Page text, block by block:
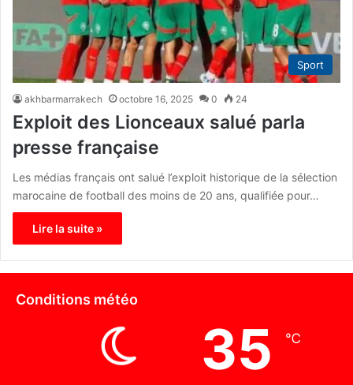
Sport
akhbarmarrakech octobre 16, 2025 0 24
Exploit des Lionceaux salué parla
presse française
Les médias français ont salué l’exploit historique de la sélection
marocaine de football des moins de 20 ans, qualifiée pour…
Lire la suite »
Conditions météo
35 ℃